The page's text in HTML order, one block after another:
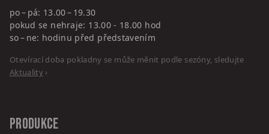
po – pá: 13.00 – 19.30
pokud se nehraje: 13.00 - 18.00 hod
so – ne: hodinu před představením
Otevírací doba pokladny se může měnit podle sezóny, sledujte
Aktuality›
PRODUKCE